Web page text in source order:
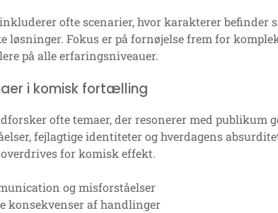
ofte scenarier, hvor karakterer befinder
løsninger. Fokus er på fornøjelse frem for
på alle erfaringsniveauer.
i komisk fortælling
ofte temaer, der resonerer med publikum
fejlagtige identiteter og hverdagens
for komisk effekt.
og misforståelser
konsekvenser af handlinger